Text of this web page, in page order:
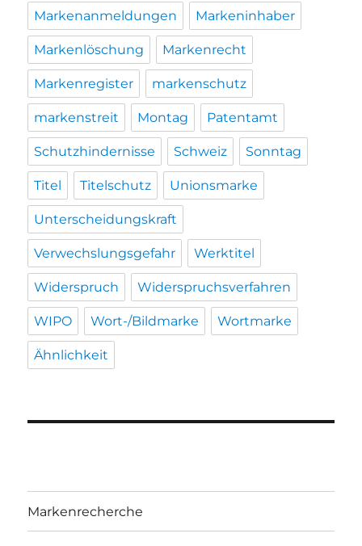
Markenanmeldungen Markeninhaber
Markenlöschung Markenrecht
Markenregister markenschutz
markenstreit Montag Patentamt
Schutzhindernisse Schweiz Sonntag
Titel Titelschutz Unionsmarke
Unterscheidungskraft
Verwechslungsgefahr Werktitel
Widerspruch Widerspruchsverfahren
WIPO Wort-/Bildmarke Wortmarke
Ähnlichkeit
Markenrecherche